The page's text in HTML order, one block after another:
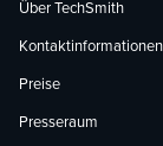
Über TechSmith
Kontaktinformationen
Preise
Presseraum